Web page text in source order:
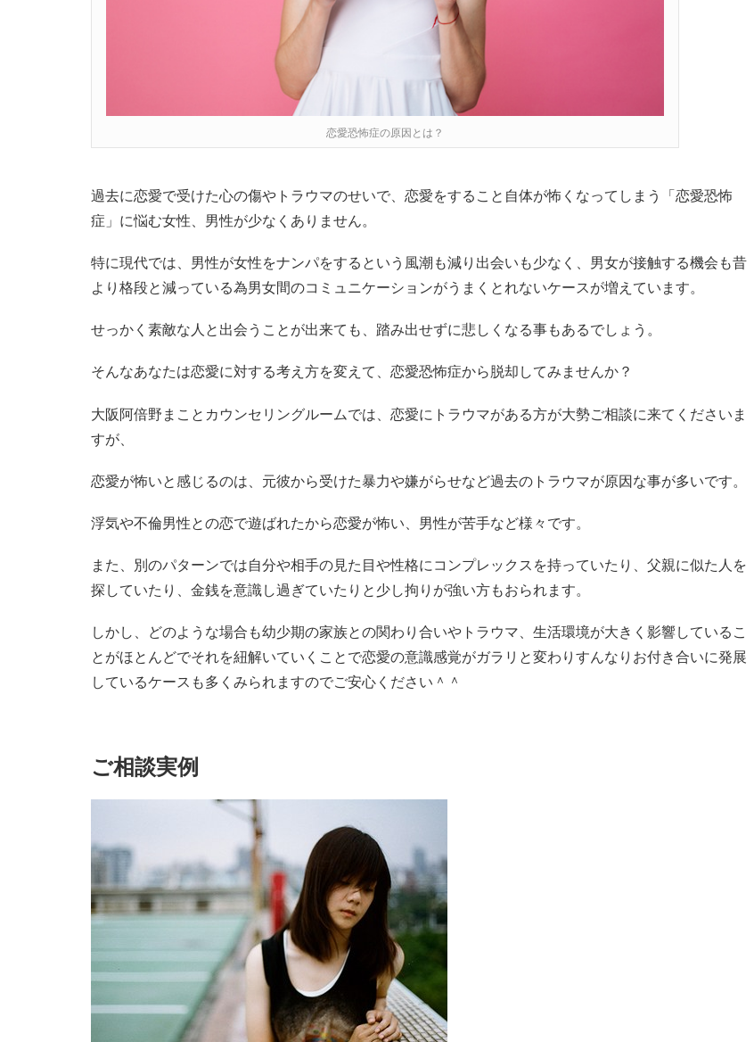
恋愛恐怖症の原因とは？
過去に恋愛で受けた心の傷やトラウマのせいで、恋愛をすること自体が怖くなってしまう「恋愛恐怖
症」に悩む女性、男性が少なくありません。
特に現代では、男性が女性をナンパをするという風潮も減り出会いも少なく、男女が接触する機会も昔
より格段と減っている為男女間のコミュニケーションがうまくとれないケースが増えています。
せっかく素敵な人と出会うことが出来ても、踏み出せずに悲しくなる事もあるでしょう。
そんなあなたは恋愛に対する考え方を変えて、恋愛恐怖症から脱却してみませんか？
大阪阿倍野まことカウンセリングルームでは、恋愛にトラウマがある方が大勢ご相談に来てくださいま
すが、
恋愛が怖いと感じるのは、元彼から受けた暴力や嫌がらせなど過去のトラウマが原因な事が多いです。
浮気や不倫男性との恋で遊ばれたから恋愛が怖い、男性が苦手など様々です。
また、別のパターンでは自分や相手の見た目や性格にコンプレックスを持っていたり、父親に似た人を
探していたり、金銭を意識し過ぎていたりと少し拘りが強い方もおられます。
しかし、どのような場合も幼少期の家族との関わり合いやトラウマ、生活環境が大きく影響しているこ
とがほとんどでそれを紐解いていくことで恋愛の意識感覚がガラリと変わりすんなりお付き合いに発展
しているケースも多くみられますのでご安心ください＾＾
ご相談実例